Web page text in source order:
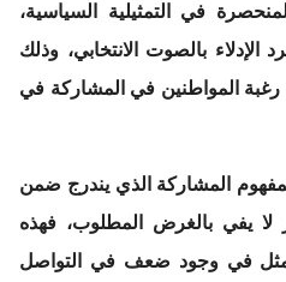
في التمثيلية السياسية،
بالصوت الانتخابي، وذلك
المواطنين في المشاركة في
المشاركة الذي يندرج ضمن
لا يفي بالغرض المطلوب، فهذه
في وجود ضعف في التواصل